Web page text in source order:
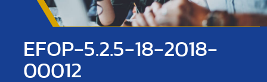
EFOP-5.2.5-18-2018-
00012